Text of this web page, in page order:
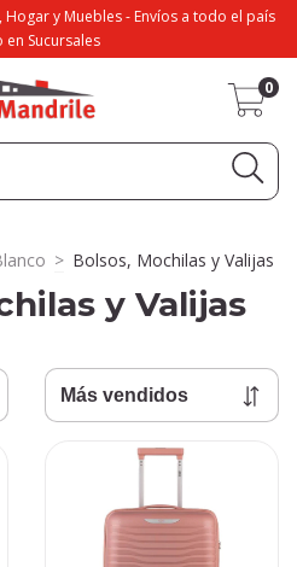
y Muebles - Envíos a todo el país
en Sucursales
0
> Bolsos, Mochilas y Valijas
y Valijas